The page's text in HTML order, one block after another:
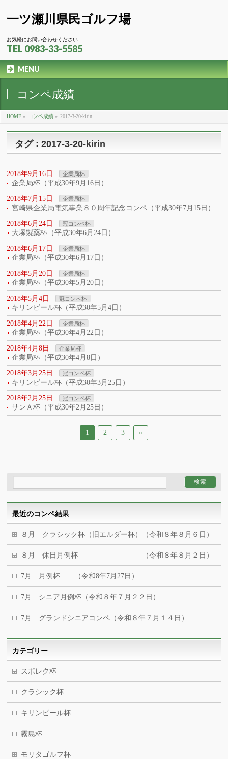
一ツ瀬川県民ゴルフ場
お気軽にお問い合わせください
TEL 0983-33-5585
MENU
コンペ成績
HOME » コンペ成績 » 2017-3-20-kirin
タグ : 2017-3-20-kirin
2018年9月16日 企業局杯
企業局杯（平成30年9月16日）
2018年7月15日 企業局杯
宮崎県企業局電気事業８０周年記念コンペ（平成30年7月15日）
2018年6月24日 冠コンペ杯
大塚製薬杯（平成30年6月24日）
2018年6月17日 企業局杯
企業局杯（平成30年6月17日）
2018年5月20日 企業局杯
企業局杯（平成30年5月20日）
2018年5月4日 冠コンペ杯
キリンビール杯（平成30年5月4日）
2018年4月22日 企業局杯
企業局杯（平成30年4月22日）
2018年4月8日 企業局杯
企業局杯（平成30年4月8日）
2018年3月25日 冠コンペ杯
キリンビール杯（平成30年3月25日）
2018年2月25日 冠コンペ杯
サンＡ杯（平成30年2月25日）
1 2 3 »
最近のコンペ結果
８月 クラシック杯（旧エルダー杯）（令和８年８月６日）
８月 休日月例杯 （令和８年８月２日）
7月 月例杯 （令和8年7月27日）
7月 シニア月例杯（令和８年７月２２日）
7月 グランドシニアコンペ（令和８年７月１４日）
カテゴリー
スポレク杯
クラシック杯
キリンビール杯
霧島杯
モリタゴルフ杯